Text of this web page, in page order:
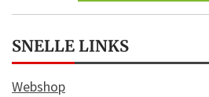
SNELLE LINKS
Webshop